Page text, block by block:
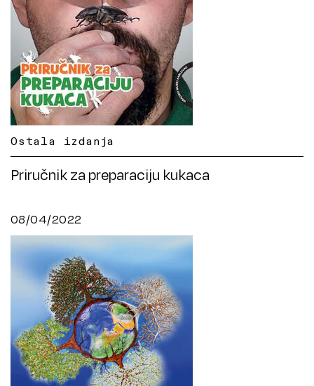
Ostala izdanja
Priručnik za preparaciju kukaca
08/04/2022